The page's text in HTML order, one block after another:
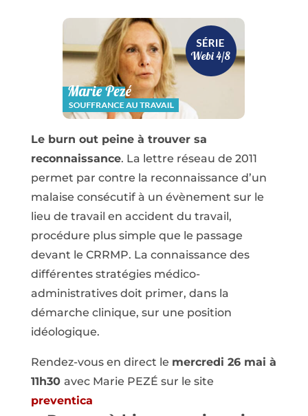
Le burn out peine à trouver sa
reconnaissance. La lettre réseau de 2011
permet par contre la reconnaissance d’un
malaise consécutif à un évènement sur le
lieu de travail en accident du travail,
procédure plus simple que le passage
devant le CRRMP. La connaissance des
différentes stratégies médico-
administratives doit primer, dans la
démarche clinique, sur une position
idéologique.
Rendez-vous en direct le mercredi 26 mai à
11h30 avec Marie PEZÉ sur le site
preventica